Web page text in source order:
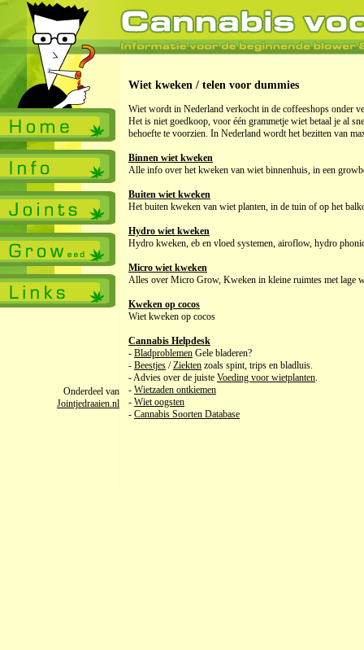
Wiet kweken / telen voor dummies
Wiet wordt in Nederland verkocht in de coffeeshops onder
Het is niet goedkoop, voor één grammetje wiet betaal je al
behoefte te voorzien. In Nederland wordt het bezitten van
Binnen wiet kweken
Alle info over het kweken van wiet binnenhuis, in een
Buiten wiet kweken
Het buiten kweken van wiet planten, in de tuin of op het
Hydro wiet kweken
Hydro kweken, eb en vloed systemen, airoflow, hydro
Micro wiet kweken
Alles over Micro Grow, Kweken in kleine ruimtes met lage
Kweken op cocos
Wiet kweken op cocos
Cannabis Helpdesk
- Bladproblemen Gele bladeren?
- Beestjes /Ziekten zoals spint, trips en bladluis.
- Advies over de juiste Voeding voor wietplanten.
- Wietzaden ontkiemen
- Wiet oogsten
- Cannabis Soorten Database
Onderdeel van
Jointjedraaien.nl